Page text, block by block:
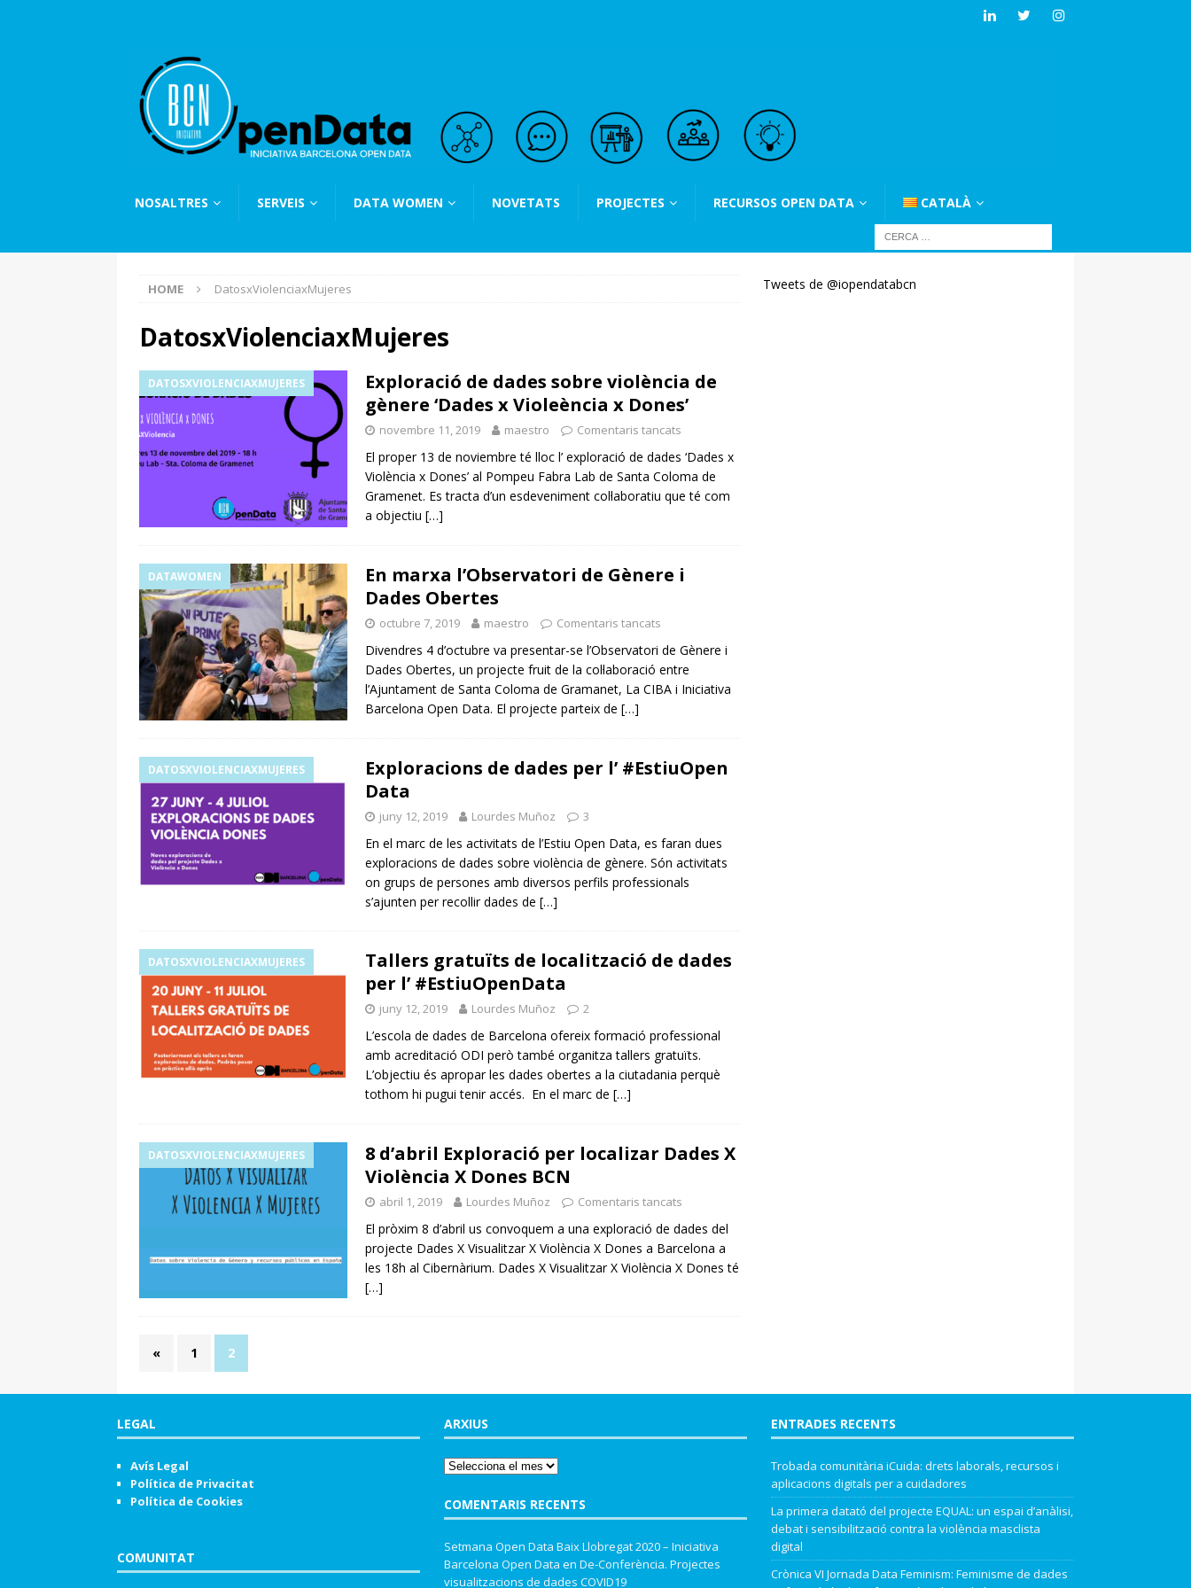
NOSALTRES SERVEIS DATA WOMEN NOVETATS PROJECTES RECURSOS OPEN DATA CATALÀ
HOME DatosxViolenciaxMujeres
DatosxViolenciaxMujeres
DATOSXVIOLENCIAXMUJERES
Exploració de dades sobre violència de
gènere ‘Dades x Violeència x Dones’
novembre 11, 2019 maestro Comentaris tancats
El proper 13 de noviembre té lloc l’ exploració de dades ‘Dades x
Violència x Dones’ al Pompeu Fabra Lab de Santa Coloma de
Gramenet. Es tracta d’un esdeveniment col·laboratiu que té com
a objectiu […]
DATAWOMEN
En marxa l’Observatori de Gènere i
Dades Obertes
octubre 7, 2019 maestro Comentaris tancats
Divendres 4 d’octubre va presentar-se l’Observatori de Gènere i
Dades Obertes, un projecte fruit de la col·laboració entre
l’Ajuntament de Santa Coloma de Gramanet, La CIBA i Iniciativa
Barcelona Open Data. El projecte parteix de […]
DATOSXVIOLENCIAXMUJERES
Exploracions de dades per l’ #EstiuOpen
Data
juny 12, 2019 Lourdes Muñoz 3
En el marc de les activitats de l’Estiu Open Data, es faran dues
exploracions de dades sobre violència de gènere. Són activitats
on grups de persones amb diversos perfils professionals
s’ajunten per recollir dades de […]
DATOSXVIOLENCIAXMUJERES
Tallers gratuïts de localització de dades
per l’ #EstiuOpenData
juny 12, 2019 Lourdes Muñoz 2
L’escola de dades de Barcelona ofereix formació professional
amb acreditació ODI però també organitza tallers gratuïts.
L’objectiu és apropar les dades obertes a la ciutadania perquè
tothom hi pugui tenir accés. En el marc de […]
DATOSXVIOLENCIAXMUJERES
8 d’abril Exploració per localizar Dades X
Violència X Dones BCN
abril 1, 2019 Lourdes Muñoz Comentaris tancats
El pròxim 8 d’abril us convoquem a una exploració de dades del
projecte Dades X Visualitzar X Violència X Dones a Barcelona a
les 18h al Cibernàrium. Dades X Visualitzar X Violència X Dones té
[…]
« 1 2
Tweets de @iopendatabcn
LEGAL
Avís Legal
Política de Privacitat
Política de Cookies
COMUNITAT
ARXIUS
COMENTARIS RECENTS
Setmana Open Data Baix Llobregat 2020 – Iniciativa
Barcelona Open Data en De-Conferència. Projectes
visualitzacions de dades COVID19
ENTRADES RECENTS
Trobada comunitària iCuida: drets laborals, recursos i
aplicacions digitals per a cuidadores
La primera datató del projecte EQUAL: un espai d’anàlisi,
debat i sensibilització contra la violència masclista
digital
Crònica VI Jornada Data Feminism: Feminisme de dades